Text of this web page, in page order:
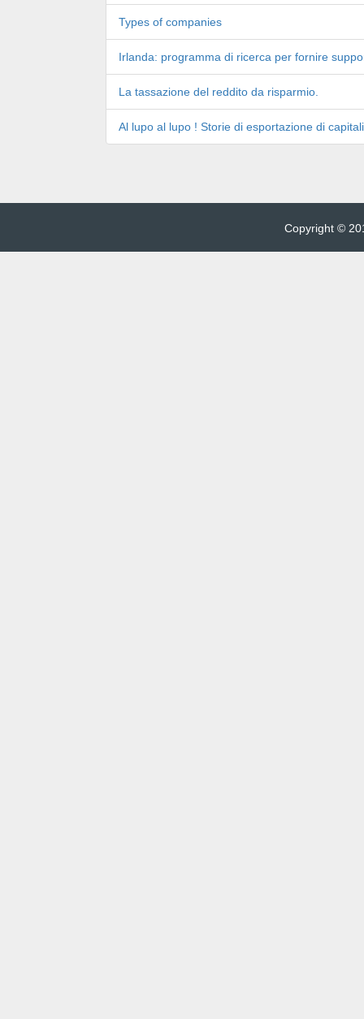
Types of companies
Irlanda: programma di ricerca per fornire
La tassazione del reddito da risparmio.
Al lupo al lupo ! Storie di esportazione di
Copyright ©